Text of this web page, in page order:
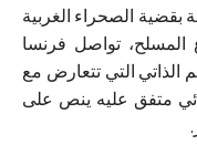
بقضية الصحراء الغربية
المسلح، تواصل فرنسا
الذاتي التي تتعارض مع
متفق عليه ينص على